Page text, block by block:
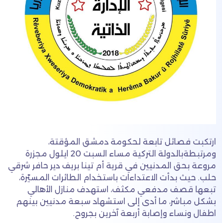
ارتكبت فصائل تابعة لحكومة دمشق المؤقتة،
ومرتبطةبالدولة التركية مساء السبت 20 ايلول مجزرة
مروعة بحق المدنيين في قرية أم تينا بريف دير حافر شرقي
حلب. حيث بدأت الاعتداءات باستخدام الطائرات المسيّرة،
تبعها قصف مدفعي مكثف، استهدف منازل الأهالي
بشكل مباشر، ما أدى إلى استشهاد سبعة مدنيين بينهم
اطفال ونساء وإصابة أربعة آخرين بجروح.